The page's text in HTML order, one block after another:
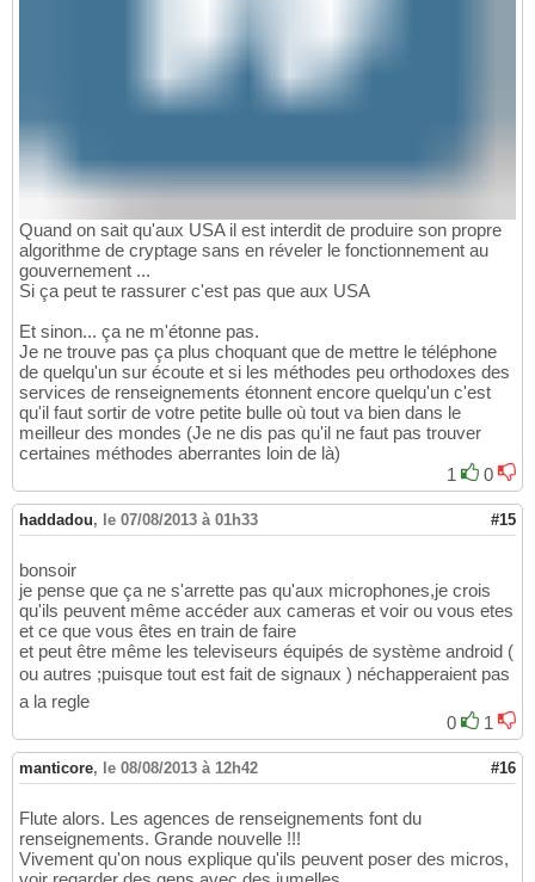
Quand on sait qu'aux USA il est interdit de produire son propre
algorithme de cryptage sans en réveler le fonctionnement au
gouvernement ...
Si ça peut te rassurer c'est pas que aux USA
Et sinon... ça ne m'étonne pas.
Je ne trouve pas ça plus choquant que de mettre le téléphone
de quelqu'un sur écoute et si les méthodes peu orthodoxes des
services de renseignements étonnent encore quelqu'un c'est
qu'il faut sortir de votre petite bulle où tout va bien dans le
meilleur des mondes (Je ne dis pas qu'il ne faut pas trouver
certaines méthodes aberrantes loin de là)
1
0
haddadou, le 07/08/2013 à 01h33 #15
bonsoir
je pense que ça ne s'arrette pas qu'aux microphones,je crois
qu'ils peuvent même accéder aux cameras et voir ou vous etes
et ce que vous êtes en train de faire
et peut être même les televiseurs équipés de système android (
ou autres ;puisque tout est fait de signaux ) néchapperaient pas
a la regle
0
1
manticore, le 08/08/2013 à 12h42 #16
Flute alors. Les agences de renseignements font du
renseignements. Grande nouvelle !!!
Vivement qu'on nous explique qu'ils peuvent poser des micros,